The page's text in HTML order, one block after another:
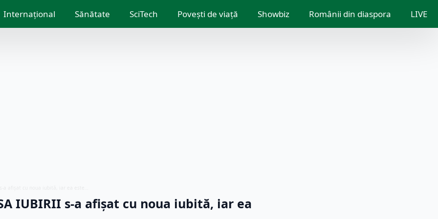
Internațional Sănătate SciTech Povești de viață Showbiz Românii din diaspora LIVE
IUBIRII s-a afișat cu noua iubită, iar ea